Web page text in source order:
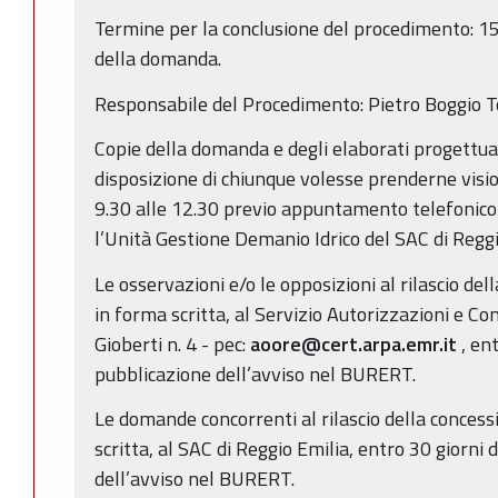
Termine per la conclusione del procedimento:
della domanda.
Responsabile del Procedimento: Pietro Boggio
Copie della domanda e degli elaborati
disposizione di chiunque volesse prenderne
9.30 alle 12.30 previo appuntamento
l’Unità Gestione Demanio Idrico del SAC di
Le osservazioni e/o le opposizioni al rilascio
in forma scritta, al Servizio Autorizzazioni e
Gioberti n. 4 - pec:aoore@cert.arpa.emr.it ,
pubblicazione dell’avviso nel BURERT.
Le domande concorrenti al rilascio della
scritta, al SAC di Reggio Emilia, entro 30 giorni
dell’avviso nel BURERT.